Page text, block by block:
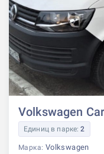
Volkswagen
Единиц в парке:2
Марка: Volkswagen